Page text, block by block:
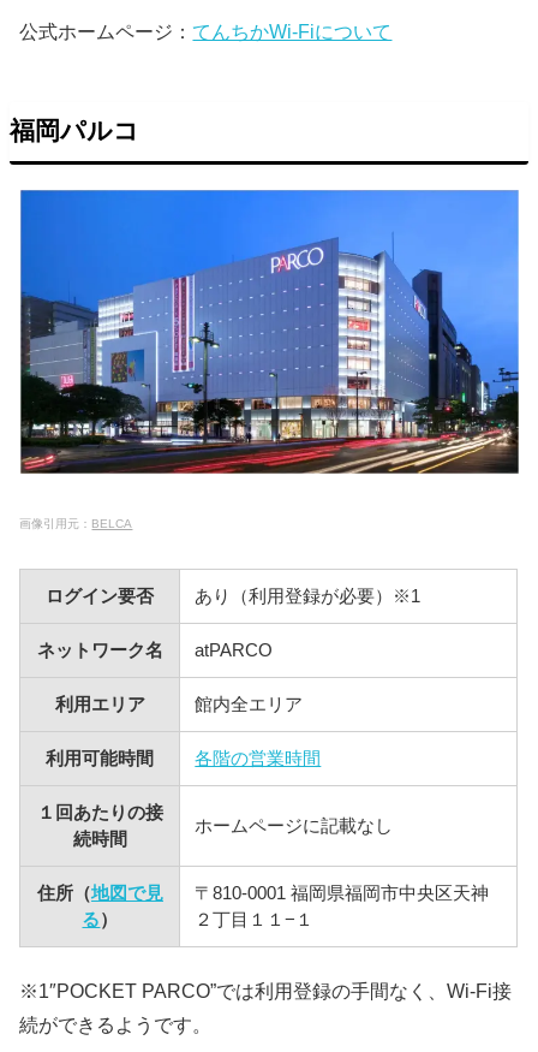
公式ホームページ：てんちかWi-Fiについて
福岡パルコ
画像引用元： BELCA
ログイン要否 あり（利用登録が必要）※1
ネットワーク名 atPARCO
利用エリア 館内全エリア
利用可能時間 各階の営業時間
１回あたりの接
続時間
ホームページに記載なし
住所（地図で見
る）
〒810-0001 福岡県福岡市中央区天神
２丁目１１−１
※1″POCKET PARCO”では利用登録の手間なく、Wi-Fi接
続ができるようです。